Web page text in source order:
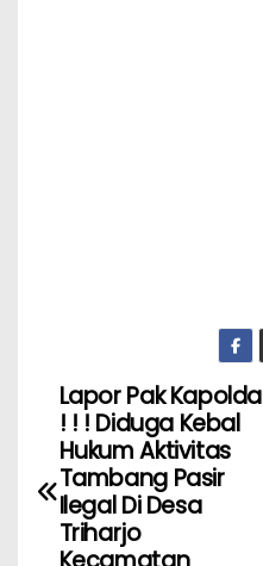
Lapor Pak Kapolda
! ! ! Diduga Kebal
Hukum Aktivitas
Tambang Pasir
Ilegal Di Desa
Triharjo